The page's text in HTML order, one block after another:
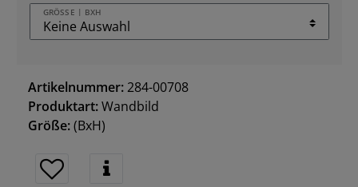
GRÖSSE | BXH
Artikelnummer:284-00708
Produktart:Wandbild
Größe:(BxH)